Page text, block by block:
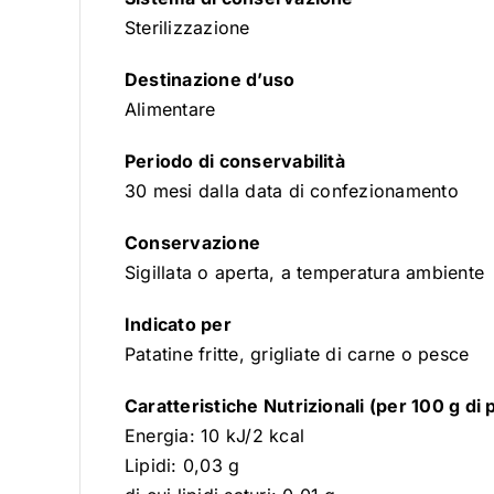
Sterilizzazione
Destinazione d’uso
Alimentare
Periodo di conservabilità
30 mesi dalla data di confezionamento
Conservazione
Sigillata o aperta, a temperatura ambiente
Indicato per
Patatine fritte, grigliate di carne o pesce
Caratteristiche Nutrizionali (per 100 g di
Energia: 10 kJ/2 kcal
Lipidi: 0,03 g